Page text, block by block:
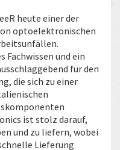
heute einer der
optoelektronischen
Fachwissen und ein
für den
die sich zu einer
ist stolz darauf,
und zu liefern, wobei
Lieferung